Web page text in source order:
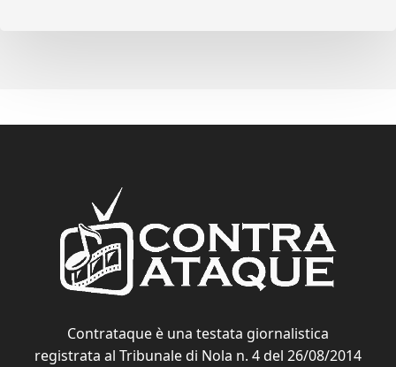
Contrataque è una testata giornalistica
registrata al Tribunale di Nola n. 4 del 26/08/2014